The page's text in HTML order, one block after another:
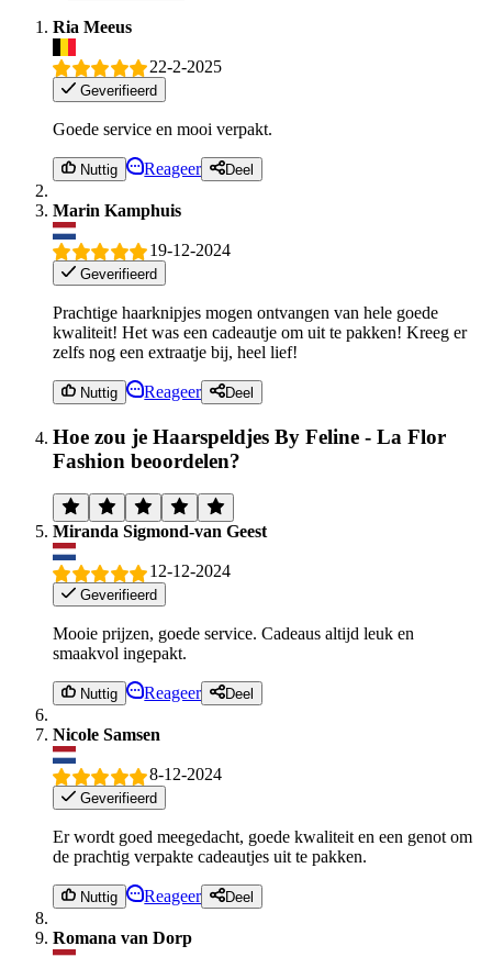
Ria Meeus
22-2-2025
Geverifieerd
Goede service en mooi verpakt.
Nuttig Reageer Deel
Marin Kamphuis
19-12-2024
Geverifieerd
Prachtige haarknipjes mogen ontvangen van hele goede
kwaliteit! Het was een cadeautje om uit te pakken! Kreeg er
zelfs nog een extraatje bij, heel lief!
Nuttig Reageer Deel
Hoe zou je Haarspeldjes By Feline - La Flor
Fashion beoordelen?
Miranda Sigmond-van Geest
12-12-2024
Geverifieerd
Mooie prijzen, goede service. Cadeaus altijd leuk en
smaakvol ingepakt.
Nuttig Reageer Deel
Nicole Samsen
8-12-2024
Geverifieerd
Er wordt goed meegedacht, goede kwaliteit en een genot om
de prachtig verpakte cadeautjes uit te pakken.
Nuttig Reageer Deel
Romana van Dorp